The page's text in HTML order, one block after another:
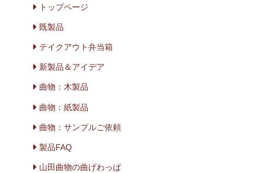
トップページ
既製品
テイクアウト弁当箱
新製品＆アイデア
曲物：木製品
曲物：紙製品
曲物：サンプルご依頼
製品FAQ
山田曲物の曲げわっぱ